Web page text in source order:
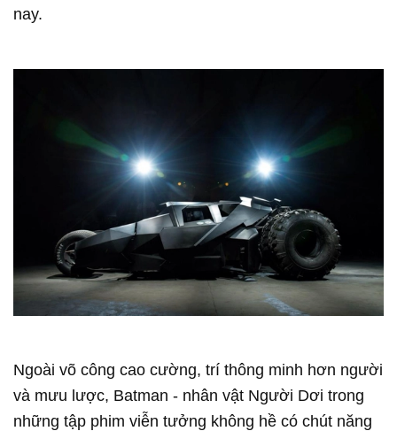
nay.
Ngoài võ công cao cường, trí thông minh hơn người
và mưu lược, Batman - nhân vật Người Dơi trong
những tập phim viễn tưởng không hề có chút năng